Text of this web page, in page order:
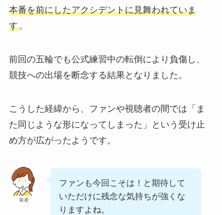
本番を前にしたアクシデントに見舞われていま
す。
前回の五輪でも公式練習中の転倒により負傷し、
競技への出場を断念する結果となりました。
こうした経緯から、ファンや視聴者の間では「ま
た同じような形になってしまった」という受け止
め方が広がったようです。
筆者
ファンも今回こそは！と期待して
いただけに残念な気持ちが強くな
りますよね。